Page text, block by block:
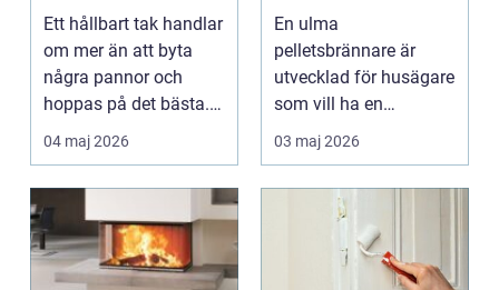
för kustklimat
Ett hållbart tak handlar
om mer än att byta
några pannor och
hoppas på det bästa.
För husägare i Val...
04 maj 2026
värme för svenska
hem
En ulma
pelletsbrännare är
utvecklad för husägare
som vill ha en
driftsäker och
ekonomisk
uppvärmnin...
03 maj 2026